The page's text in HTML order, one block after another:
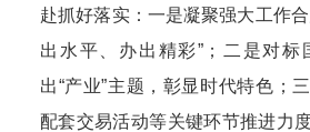
赴抓好落实：一是凝聚强大工作
出水平、办出精彩”；二是对标
出“产业”主题，彰显时代特色；
配套交易活动等关键环节推进力